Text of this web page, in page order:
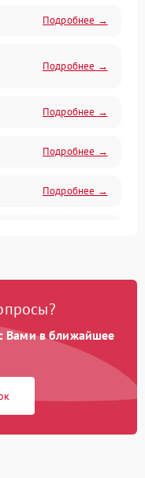
Подробнее →
Подробнее →
Подробнее →
Подробнее →
Подробнее →
Вами в ближайшее